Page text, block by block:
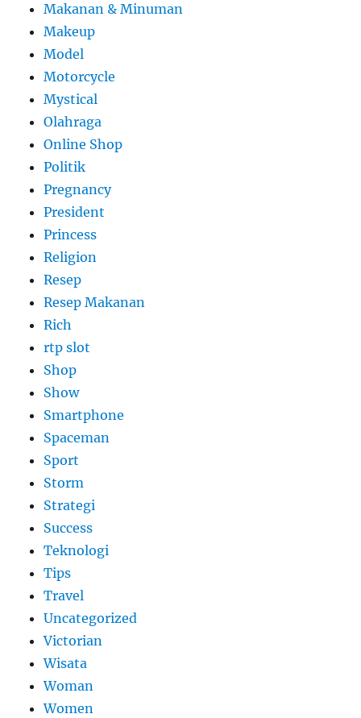
Makanan & Minuman
Makeup
Model
Motorcycle
Mystical
Olahraga
Online Shop
Politik
Pregnancy
President
Princess
Religion
Resep
Resep Makanan
Rich
rtp slot
Shop
Show
Smartphone
Spaceman
Sport
Storm
Strategi
Success
Teknologi
Tips
Travel
Uncategorized
Victorian
Wisata
Woman
Women